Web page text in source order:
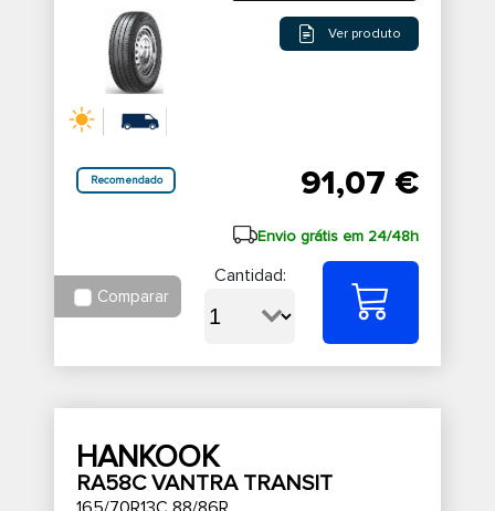
Ver produto
Recomendado 91,07 €
Envio grátis em 24/48h
Comparar
Cantidad:
HANKOOK
RA58C VANTRA TRANSIT